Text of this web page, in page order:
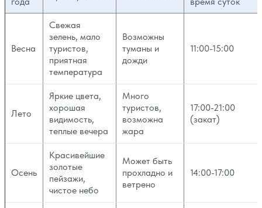
Весна
Свежая
зелень, мало
туристов,
приятная
температура
Возможны
туманы и
дожди
11:00-15:00
Лето
Яркие цвета,
хорошая
видимость,
теплые вечера
Много
туристов,
возможна
жара
17:00-21:00
(закат)
Осень
Красивейшие
золотые
пейзажи,
чистое небо
Может быть
прохладно и
ветрено
14:00-17:00